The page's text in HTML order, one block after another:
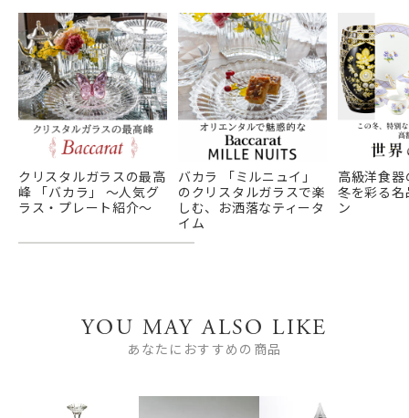
クリスタルガラスの最高
峰 「バカラ」 ～人気グ
ラス・プレート紹介～
バカラ 「ミルニュイ」
のクリスタルガラスで楽
しむ、お洒落なティータ
イム
高級洋食
冬を彩る
ン
YOU MAY ALSO LIKE
あなたにおすすめの商品